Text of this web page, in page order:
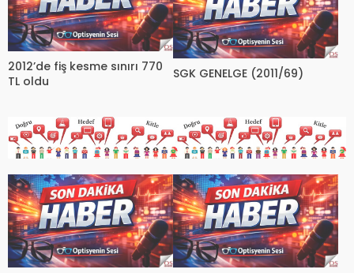
2012’de fiş kesme sınırı 770
TL oldu
SGK GENELGE (2011/69)